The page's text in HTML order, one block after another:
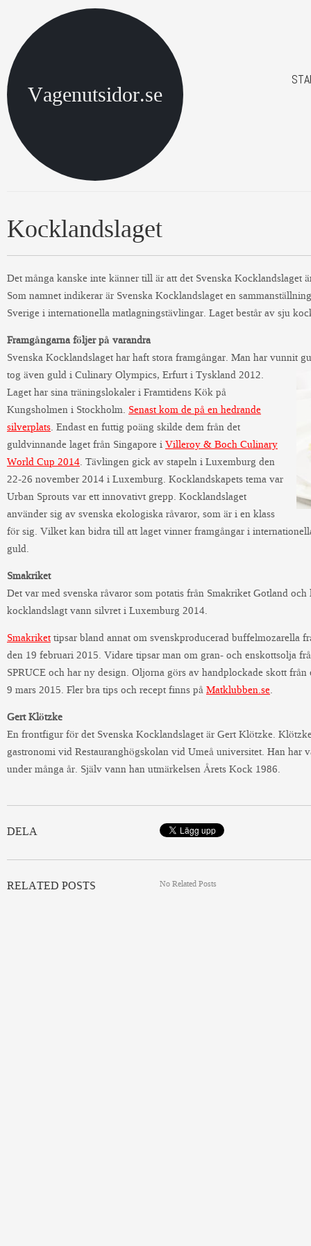
Vagenutsidor.se
Kocklandslaget
Det många kanske inte känner till är att det Svenska Kocklandslaget
Som namnet indikerar är Svenska Kocklandslaget en
Sverige i internationella matlagningstävlingar. Laget består av sju
Framgångarna följer på varandra
Svenska Kocklandslaget har haft stora framgångar. Man har vunnit
tog även guld i Culinary Olympics, Erfurt i Tyskland 2012.
Laget har sina träningslokaler i Framtidens Kök på
Kungsholmen i Stockholm. Senast kom de på en hedrande
silverplats . Endast en futtig poäng skilde dem från det
guldvinnande laget från Singapore i Villeroy & Boch Culinary
World Cup 2014 . Tävlingen gick av stapeln i Luxemburg den
22-26 november 2014 i Luxemburg. Kocklandskapets tema var
Urban Sprouts var ett innovativt grepp. Kocklandslaget
använder sig av svenska ekologiska råvaror, som är i en klass
för sig. Vilket kan bidra till att laget vinner framgångar i
guld.
Smakriket
Det var med svenska råvaror som potatis från Smakriket Gotland
kocklandslagt vann silvret i Luxemburg 2014.
Smakriket tipsar bland annat om svenskproducerad buffelmozarella
den 19 februari 2015. Vidare tipsar man om gran- och enskottsolja
SPRUCE och har ny design. Oljorna görs av handplockade skott
9 mars 2015. Fler bra tips och recept finns på Matklubben.se
Gert Klötzke
En frontfigur för det Svenska Kocklandslaget är Gert Klötzke.
gastronomi vid Restauranghögskolan vid Umeå universitet. Han har
under många år. Själv vann han utmärkelsen Årets Kock 1986.
DELA
RELATED POSTS No Related Posts